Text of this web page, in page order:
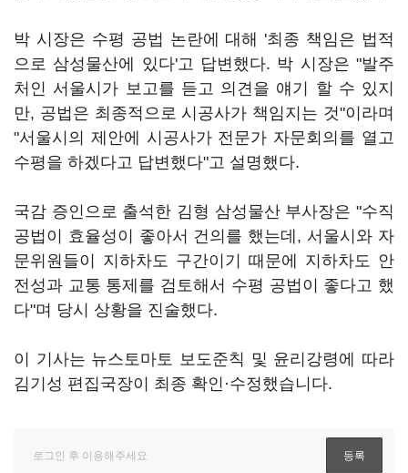
박 시장은 수평 공법 논란에 대해 '최종 책임은 법적
으로 삼성물산에 있다'고 답변했다. 박 시장은 "발주
처인 서울시가 보고를 듣고 의견을 얘기 할 수 있지
만, 공법은 최종적으로 시공사가 책임지는 것"이라며
"서울시의 제안에 시공사가 전문가 자문회의를 열고
수평을 하겠다고 답변했다"고 설명했다.
국감 증인으로 출석한 김형 삼성물산 부사장은 "수직
공법이 효율성이 좋아서 건의를 했는데, 서울시와 자
문위원들이 지하차도 구간이기 때문에 지하차도 안
전성과 교통 통제를 검토해서 수평 공법이 좋다고 했
다"며 당시 상황을 진술했다.
이 기사는 뉴스토마토 보도준칙 및 윤리강령에 따라
김기성 편집국장이 최종 확인·수정했습니다.